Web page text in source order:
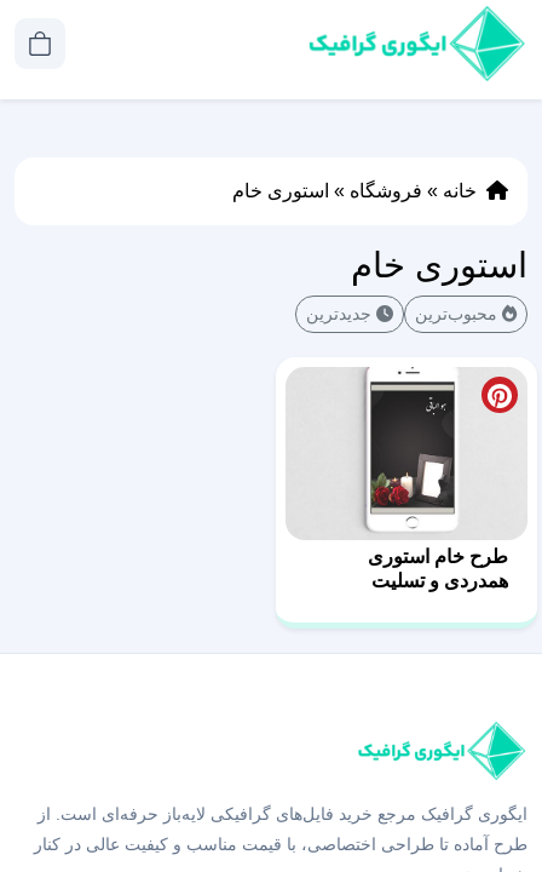
خانه » فروشگاه » استوری خام
استوری خام
محبوب‌ترین جدیدترین
طرح خام استوری
همدردی و تسلیت
ایگوری گرافیک مرجع خرید فایل‌های گرافیکی لایه‌باز حرفه‌ای است. از
طرح آماده تا طراحی اختصاصی، با قیمت مناسب و کیفیت عالی در کنار